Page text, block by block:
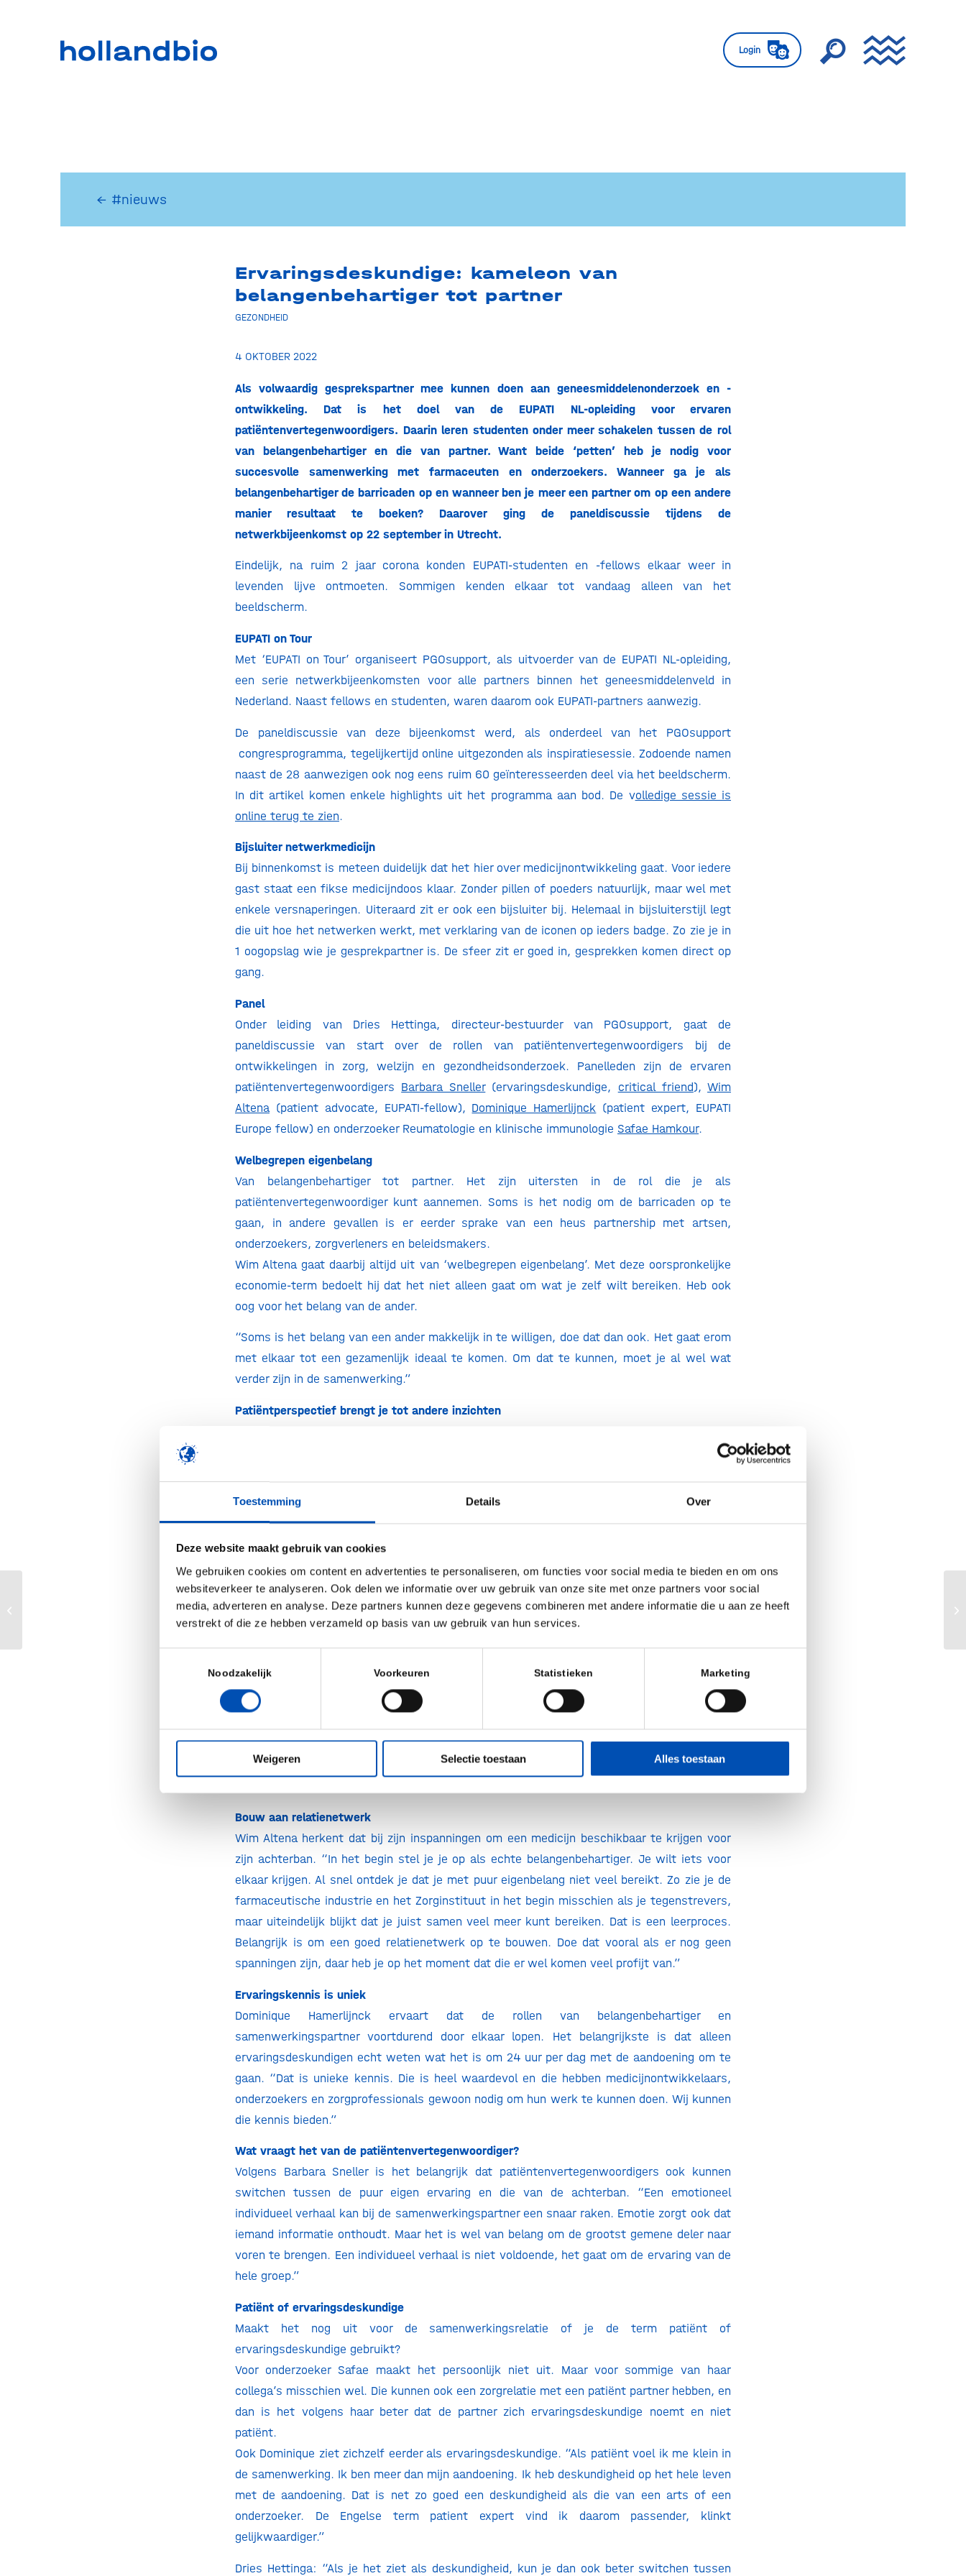
Toestemming Details Over
Deze website maakt gebruik van cookies
We gebruiken cookies om content en advertenties te personaliseren, om functies voor social media te bieden en om ons
websiteverkeer te analyseren. Ook delen we informatie over uw gebruik van onze site met onze partners voor social
media, adverteren en analyse. Deze partners kunnen deze gegevens combineren met andere informatie die u aan ze heeft
verstrekt of die ze hebben verzameld op basis van uw gebruik van hun services.
Noodzakelijk Voorkeuren Statistieken Marketing
Weigeren Selectie toestaan Alles toestaan
Login
← #nieuws
Ervaringsdeskundige: kameleon van
belangenbehartiger tot partner
GEZONDHEID
4 OKTOBER 2022
Als volwaardig gesprekspartner mee kunnen doen aan geneesmiddelenonderzoek en -
ontwikkeling. Dat is het doel van de EUPATI NL-opleiding voor ervaren
patiëntenvertegenwoordigers. Daarin leren studenten onder meer schakelen tussen de rol
van belangenbehartiger en die van partner. Want beide ‘petten’ heb je nodig voor
succesvolle samenwerking met farmaceuten en onderzoekers. Wanneer ga je als
belangenbehartiger de barricaden op en wanneer ben je meer een partner om op een andere
manier resultaat te boeken? Daarover ging de paneldiscussie tijdens de
netwerkbijeenkomst op 22 september in Utrecht.
Eindelijk, na ruim 2 jaar corona konden EUPATI-studenten en -fellows elkaar weer in
levenden lijve ontmoeten. Sommigen kenden elkaar tot vandaag alleen van het
beeldscherm.
EUPATI on Tour
Met ‘EUPATI on Tour’ organiseert PGOsupport, als uitvoerder van de EUPATI NL-opleiding,
een serie netwerkbijeenkomsten voor alle partners binnen het geneesmiddelenveld in
Nederland. Naast fellows en studenten, waren daarom ook EUPATI-partners aanwezig.
De paneldiscussie van deze bijeenkomst werd, als onderdeel van het PGOsupport
congresprogramma, tegelijkertijd online uitgezonden als inspiratiesessie. Zodoende namen
naast de 28 aanwezigen ook nog eens ruim 60 geïnteresseerden deel via het beeldscherm.
In dit artikel komen enkele highlights uit het programma aan bod. De volledige sessie is
online terug te zien.
Bijsluiter netwerkmedicijn
Bij binnenkomst is meteen duidelijk dat het hier over medicijnontwikkeling gaat. Voor iedere
gast staat een fikse medicijndoos klaar. Zonder pillen of poeders natuurlijk, maar wel met
enkele versnaperingen. Uiteraard zit er ook een bijsluiter bij. Helemaal in bijsluiterstijl legt
die uit hoe het netwerken werkt, met verklaring van de iconen op ieders badge. Zo zie je in
1 oogopslag wie je gesprekpartner is. De sfeer zit er goed in, gesprekken komen direct op
gang.
Panel
Onder leiding van Dries Hettinga, directeur-bestuurder van PGOsupport, gaat de
paneldiscussie van start over de rollen van patiëntenvertegenwoordigers bij de
ontwikkelingen in zorg, welzijn en gezondheidsonderzoek. Panelleden zijn de ervaren
patiëntenvertegenwoordigers Barbara Sneller(ervaringsdeskundige, critical friend),Wim
Altena(patient advocate, EUPATI-fellow), Dominique Hamerlijnck (patient expert, EUPATI
Europe fellow) en onderzoeker Reumatologie en klinische immunologie Safae Hamkour.
Welbegrepen eigenbelang
Van belangenbehartiger tot partner. Het zijn uitersten in de rol die je als
patiëntenvertegenwoordiger kunt aannemen. Soms is het nodig om de barricaden op te
gaan, in andere gevallen is er eerder sprake van een heus partnership met artsen,
onderzoekers, zorgverleners en beleidsmakers.
Wim Altena gaat daarbij altijd uit van ‘welbegrepen eigenbelang’. Met deze oorspronkelijke
economie-term bedoelt hij dat het niet alleen gaat om wat je zelf wilt bereiken. Heb ook
oog voor het belang van de ander.
“Soms is het belang van een ander makkelijk in te willigen, doe dat dan ook. Het gaat erom
met elkaar tot een gezamenlijk ideaal te komen. Om dat te kunnen, moet je al wel wat
verder zijn in de samenwerking.”
Patiëntperspectief brengt je tot andere inzichten
DUO-
“Het is heel belangrijk om al voordat je onderzoek start, de belangen van de patiënt te
kennen om tot zo’n gezamenlijk ideaal te komen. Als artsen en onderzoekers denken wij al
snel dat het geweldig zou zijn als bijvoorbeeld de ziekteactiviteit afneemt. Maar is de
patiënt daar echt mee geholpen? Dat weet je pas als je de patiënt betrekt. En dan kun je
tot heel andere inzichten komen.”
Barbara Sneller meent dat je snel moet kunnen switchen van rol. Dat merkte zij in gesprek
met een heel team van de pijnpoli aan wie zij het belang van ervaringsdeskundigheid
meer geïnteresseerd in hoe patiënten dachten over een specifieke behandelmethode. “Toen
begreep ik dat ik snel moest schakelen. Ik moest het niet langer hebben over het belang
Bouw aan relatienetwerk
Wim Altena herkent dat bij zijn inspanningen om een medicijn beschikbaar te krijgen voor
zijn achterban. “In het begin stel je je op als echte belangenbehartiger. Je wilt iets voor
elkaar krijgen. Al snel ontdek je dat je met puur eigenbelang niet veel bereikt. Zo zie je de
farmaceutische industrie en het Zorginstituut in het begin misschien als je tegenstrevers,
maar uiteindelijk blijkt dat je juist samen veel meer kunt bereiken. Dat is een leerproces.
Belangrijk is om een goed relatienetwerk op te bouwen. Doe dat vooral als er nog geen
spanningen zijn, daar heb je op het moment dat die er wel komen veel profijt van.”
Ervaringskennis is uniek
Dominique Hamerlijnck ervaart dat de rollen van belangenbehartiger en
samenwerkingspartner voortdurend door elkaar lopen. Het belangrijkste is dat alleen
ervaringsdeskundigen echt weten wat het is om 24 uur per dag met de aandoening om te
gaan. “Dat is unieke kennis. Die is heel waardevol en die hebben medicijnontwikkelaars,
onderzoekers en zorgprofessionals gewoon nodig om hun werk te kunnen doen. Wij kunnen
die kennis bieden.”
Wat vraagt het van de patiëntenvertegenwoordiger?
Volgens Barbara Sneller is het belangrijk dat patiëntenvertegenwoordigers ook kunnen
switchen tussen de puur eigen ervaring en die van de achterban. “Een emotioneel
individueel verhaal kan bij de samenwerkingspartner een snaar raken. Emotie zorgt ook dat
iemand informatie onthoudt. Maar het is wel van belang om de grootst gemene deler naar
voren te brengen. Een individueel verhaal is niet voldoende, het gaat om de ervaring van de
hele groep.”
Patiënt of ervaringsdeskundige
Maakt het nog uit voor de samenwerkingsrelatie of je de term patiënt of
ervaringsdeskundige gebruikt?
Voor onderzoeker Safae maakt het persoonlijk niet uit. Maar voor sommige van haar
collega’s misschien wel. Die kunnen ook een zorgrelatie met een patiënt partner hebben, en
dan is het volgens haar beter dat de partner zich ervaringsdeskundige noemt en niet
patiënt.
Ook Dominique ziet zichzelf eerder als ervaringsdeskundige. “Als patiënt voel ik me klein in
de samenwerking. Ik ben meer dan mijn aandoening. Ik heb deskundigheid op het hele leven
met de aandoening. Dat is net zo goed een deskundigheid als die van een arts of een
onderzoeker. De Engelse term patient expert vind ik daarom passender, klinkt
gelijkwaardiger.”
Dries Hettinga: “Als je het ziet als deskundigheid, kun je dan ook beter switchen tussen